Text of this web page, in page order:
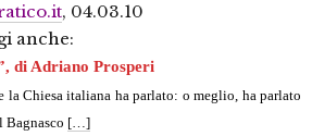
, 04.03.10
anche:
di Adriano Prosperi
la Chiesa italiana ha parlato: o meglio, ha parlato
Bagnasco […]